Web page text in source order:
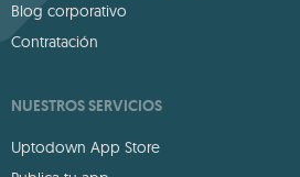
Blog corporativo
Contratación
NUESTROS SERVICIOS
Uptodown App Store